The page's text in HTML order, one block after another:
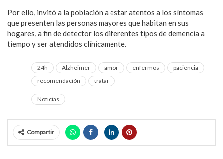
Por ello, invitó a la población a estar atentos a los síntomas
que presenten las personas mayores que habitan en sus
hogares, a fin de detector los diferentes tipos de demencia a
tiempo y ser atendidos clínicamente.
24h Alzheimer amor enfermos
paciencia
recomendación
tratar
Noticias
Compartir